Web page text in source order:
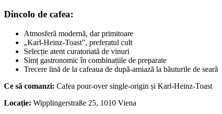
Dincolo de cafea:
Atmosferă modernă, dar primitoare
„Karl-Heinz-Toast”, preferatul cult
Selecție atent curatoriată de vinuri
Simț gastronomic în combinațiile de preparate
Trecere lină de la cafeaua de după-amiază la băuturile de seară
Ce să comanzi: Cafea pour-over single-origin și Karl-Heinz-Toast
Locație: Wipplingerstraße 25, 1010 Viena